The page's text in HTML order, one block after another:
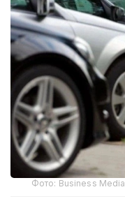
Фото: Business Media